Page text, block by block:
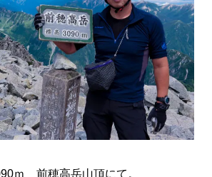
ｍ 前穂高岳山頂にて。